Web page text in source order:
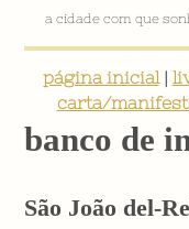
página inicial|
carta/
banco de
São João del-